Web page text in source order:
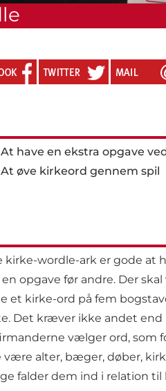
At have en ekstra opgave
At øve kirkeord gennem spil
kirke-wordle-ark er gode at
opgave før andre. Der
et kirke-ord på fem
Det kræver ikke andet end
vælger ord, som
være alter, bæger, døber,
falder dem ind i relation